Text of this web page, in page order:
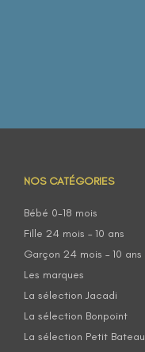
NOS CATÉGORIES
Bébé 0-18 mois
Fille 24 mois – 10 ans
Garçon 24 mois – 10 ans
Les marques
La sélection Jacadi
La sélection Bonpoint
La sélection Petit Bateau